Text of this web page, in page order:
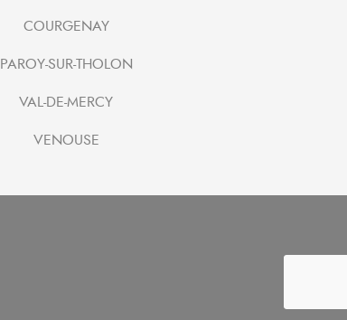
COURGENAY
PAROY-SUR-THOLON
VAL-DE-MERCY
VENOUSE